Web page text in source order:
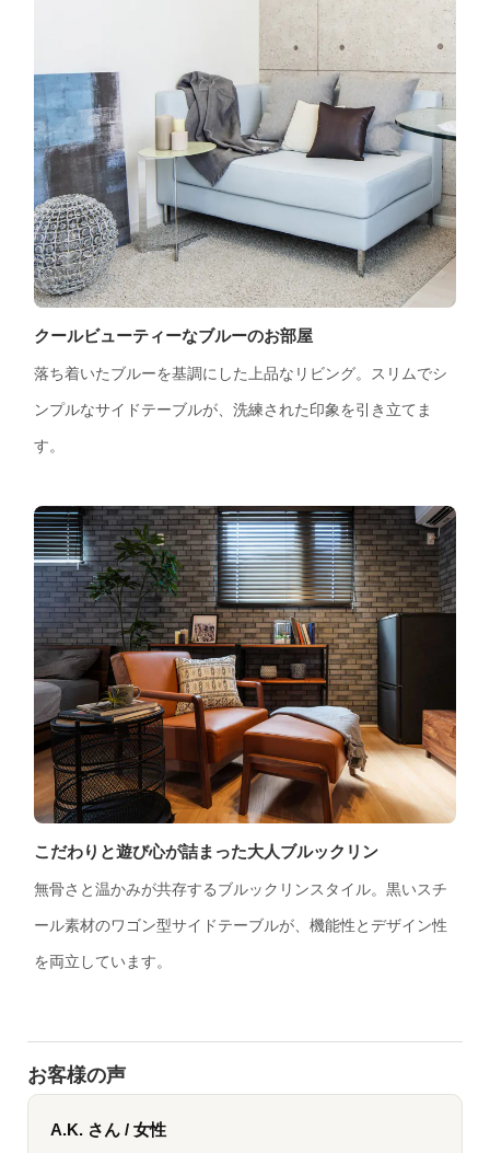
クールビューティーなブルーのお部屋
落ち着いたブルーを基調にした上品なリビング。スリムでシ
ンプルなサイドテーブルが、洗練された印象を引き立てま
す。
こだわりと遊び心が詰まった大人ブルックリン
無骨さと温かみが共存するブルックリンスタイル。黒いスチ
ール素材のワゴン型サイドテーブルが、機能性とデザイン性
を両立しています。
お客様の声
A.K. さん / 女性